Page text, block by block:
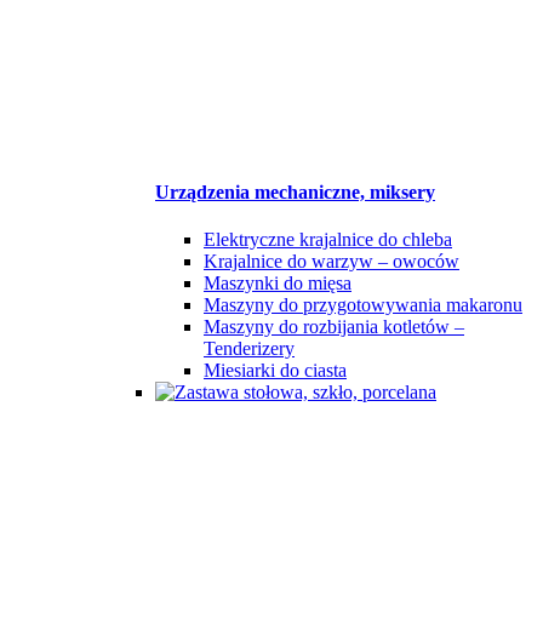
Urządzenia mechaniczne, miksery
Elektryczne krajalnice do chleba
Krajalnice do warzyw – owoców
Maszynki do mięsa
Maszyny do przygotowywania makaronu
Maszyny do rozbijania kotletów –
Tenderizery
Miesiarki do ciasta